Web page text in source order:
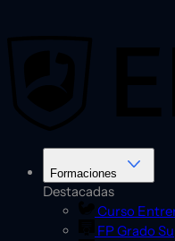
Formaciones
Destacadas
Curso
FP Grado